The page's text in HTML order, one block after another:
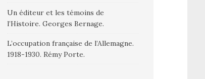
Un éditeur et les témoins de
l’Histoire. Georges Bernage.
L’occupation française de l’Allemagne.
1918-1930. Rémy Porte.